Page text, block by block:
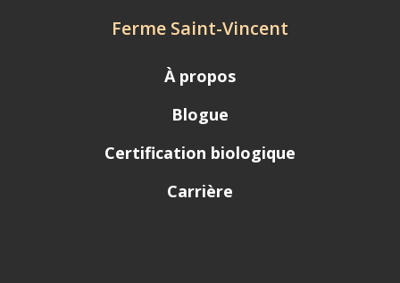
Ferme Saint-Vincent
À propos
Blogue
Certification biologique
Carrière